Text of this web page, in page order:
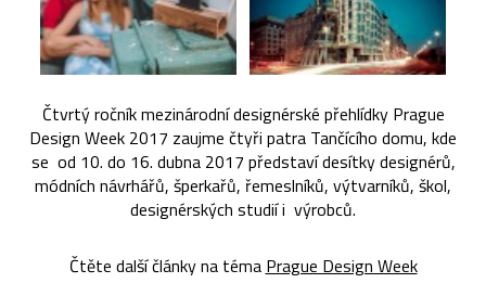
Čtvrtý ročník mezinárodní designérské přehlídky Prague
Design Week 2017 zaujme čtyři patra Tančícího domu, kde
se od 10. do 16. dubna 2017 představí desítky designérů,
módních návrhářů, šperkařů, řemeslníků, výtvarníků, škol,
designérských studií i výrobců.
Čtěte další články na téma Prague Design Week